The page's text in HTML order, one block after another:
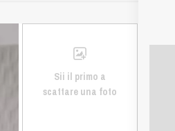
Sii il primo a
scattare una foto